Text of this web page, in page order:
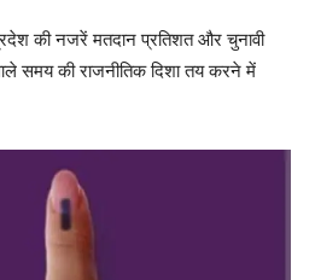
Week
PRO
की नजरें मतदान प्रतिशत और चुनावी
समय की राजनीतिक दिशा तय करने में